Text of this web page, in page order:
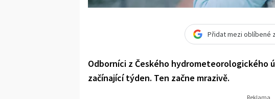
Přidat mezi oblíbené
Odborníci z Českého hydrometeorologického
začínající týden. Ten začne mrazivě.